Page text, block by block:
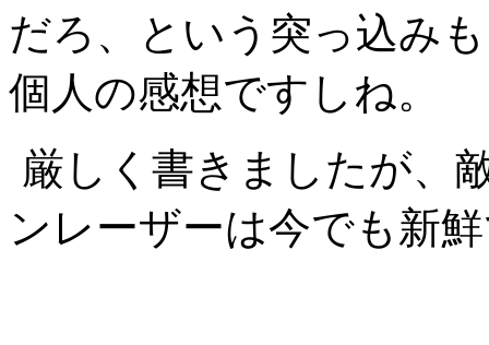
だろ、という突っ込み
個人の感想ですしね。
厳しく書きましたが、
ンレーザーは今でも新